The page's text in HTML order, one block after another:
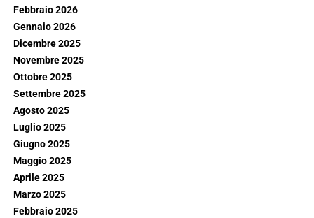
Febbraio 2026
Gennaio 2026
Dicembre 2025
Novembre 2025
Ottobre 2025
Settembre 2025
Agosto 2025
Luglio 2025
Giugno 2025
Maggio 2025
Aprile 2025
Marzo 2025
Febbraio 2025